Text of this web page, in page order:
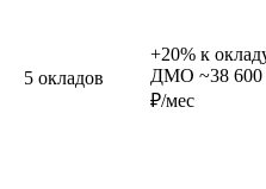
5 окладов
+20% к
ДМО ~38 600
₽/мес